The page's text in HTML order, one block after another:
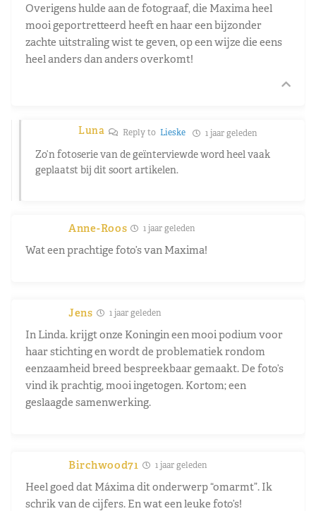
Overigens hulde aan de fotograaf, die Maxima heel
mooi geportretteerd heeft en haar een bijzonder
zachte uitstraling wist te geven, op een wijze die eens
heel anders dan anders overkomt!
Luna Reply to Lieske 1 jaar geleden
Zo’n fotoserie van de geïnterviewde word heel vaak
geplaatst bij dit soort artikelen.
Anne-Roos 1 jaar geleden
Wat een prachtige foto’s van Maxima!
Jens 1 jaar geleden
In Linda. krijgt onze Koningin een mooi podium voor
haar stichting en wordt de problematiek rondom
eenzaamheid breed bespreekbaar gemaakt. De foto’s
vind ik prachtig, mooi ingetogen. Kortom; een
geslaagde samenwerking.
Birchwood71 1 jaar geleden
Heel goed dat Máxima dit onderwerp “omarmt”. Ik
schrik van de cijfers. En wat een leuke foto’s!